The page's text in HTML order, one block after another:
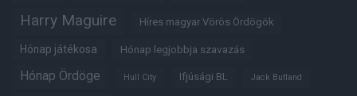
Harry Maguire Híres magyar Vörös Ördögök
Hónap játékosa Hónap legjobbja szavazás
Hónap Ördöge Hull City Ifjúsági BL Jack Butland